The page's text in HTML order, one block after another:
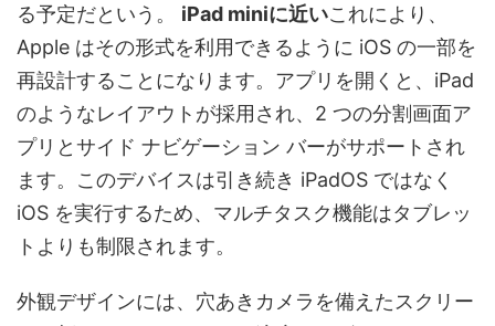
る予定だという。 iPad miniに近いこれにより、
Apple はその形式を利用できるように iOS の一部を
再設計することになります。アプリを開くと、iPad
のようなレイアウトが採用され、2 つの分割画面ア
プリとサイド ナビゲーション バーがサポートされ
ます。このデバイスは引き続き iPadOS ではなく
iOS を実行するため、マルチタスク機能はタブレッ
トよりも制限されます。
外観デザインには、穴あきカメラを備えたスクリー